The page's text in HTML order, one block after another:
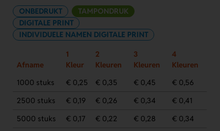
ONBEDRUKT
TAMPONDRUK
DIGITALE PRINT
INDIVIDUELE NAMEN DIGITALE PRINT
Afname
1
Kleur
2
Kleuren
3
Kleuren
4
Kleuren
1000 stuks
€ 0,25 € 0,35 € 0,45
€ 0,56
2500 stuks
€ 0,19 € 0,26 € 0,34
€ 0,41
5000 stuks
€ 0,17 € 0,22 € 0,28
€ 0,34